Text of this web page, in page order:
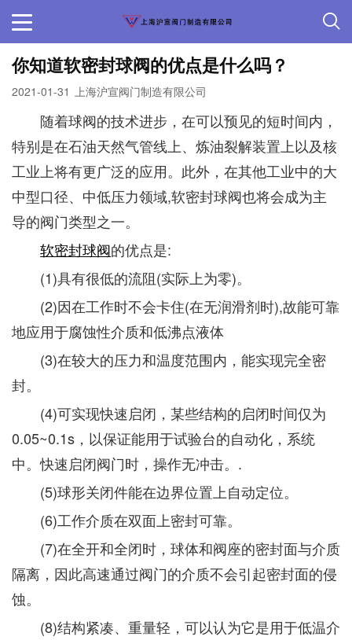
你知道软密封球阀​的优点是什么吗？
2021-01-31 上海沪宣阀门制造有限公司
随着球阀的技术进步，在可以预见的短时间内，
特别是在石油天然气管线上、炼油裂解装置上以及核
工业上将有更广泛的应用。此外，在其他工业中的大
中型口径、中低压力领域,软密封球阀也将会成为主
导的阀门类型之一。
软密封球阀的优点是:
(1)具有很低的流阻(实际上为零)。
(2)因在工作时不会卡住(在无润滑剂时),故能可靠
地应用于腐蚀性介质和低沸点液体
(3)在较大的压力和温度范围内，能实现完全密
封。
(4)可实现快速启闭，某些结构的启闭时间仅为
0.05~0.1s，以保证能用于试验台的自动化，系统
中。快速启闭阀门时，操作无冲击。.
(5)球形关闭件能在边界位置上自动定位。
(6)工作介质在双面上密封可靠。
(7)在全开和全闭时，球体和阀座的密封面与介质
隔离，因此高速通过阀门的介质不会引起密封面的侵
蚀。
(8)结构紧凑、重量轻，可以认为它是用于低温介